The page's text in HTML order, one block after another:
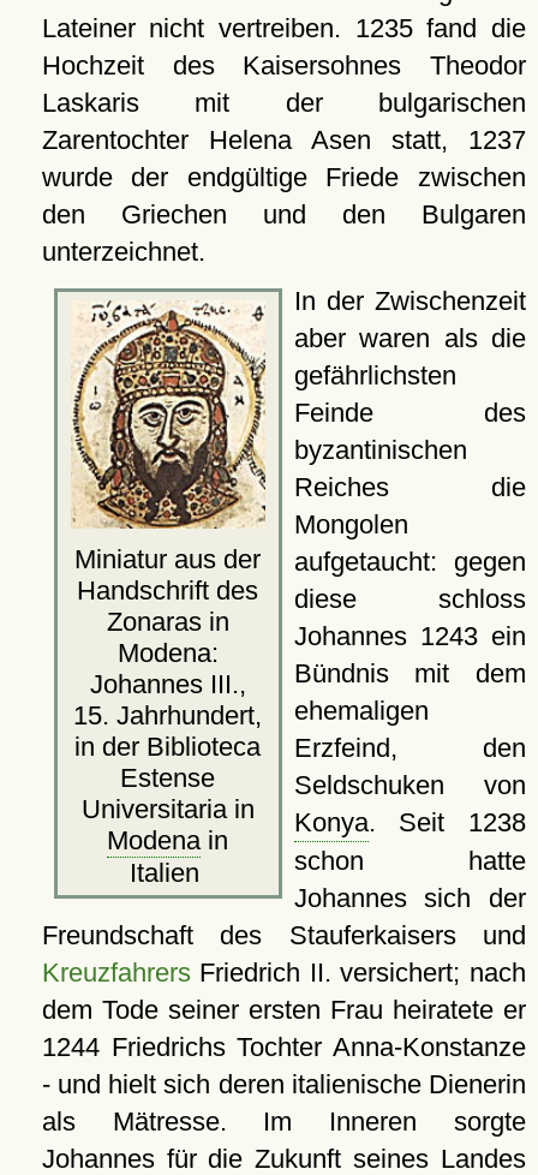
Lateiner nicht vertreiben. 1235 fand die
Hochzeit des Kaisersohnes Theodor
Laskaris mit der bulgarischen
Zarentochter Helena Asen statt, 1237
wurde der endgültige Friede zwischen
den Griechen und den Bulgaren
unterzeichnet.
Miniatur aus der
Handschrift des
Zonaras in
Modena:
Johannes III.,
15. Jahrhundert,
in der Biblioteca
Estense
Universitaria in
Modena in
Italien
In der Zwischenzeit
aber waren als die
gefährlichsten
Feinde des
byzantinischen
Reiches die
Mongolen
aufgetaucht: gegen
diese schloss
Johannes 1243 ein
Bündnis mit dem
ehemaligen
Erzfeind, den
Seldschuken von
Konya. Seit 1238
schon hatte
Johannes sich der
Freundschaft des Stauferkaisers und
KreuzfahrersFriedrich II. versichert; nach
dem Tode seiner ersten Frau heiratete er
1244 Friedrichs Tochter Anna-Konstanze
- und hielt sich deren italienische Dienerin
als Mätresse. Im Inneren sorgte
Johannes für die Zukunft seines Landes